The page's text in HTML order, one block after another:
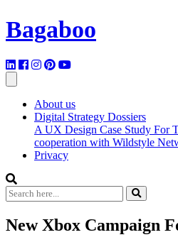
Bagaboo
About us
Digital Strategy Dossiers
A UX Design Case Study For
cooperation with Wildstyle
Privacy
New Xbox Campaign